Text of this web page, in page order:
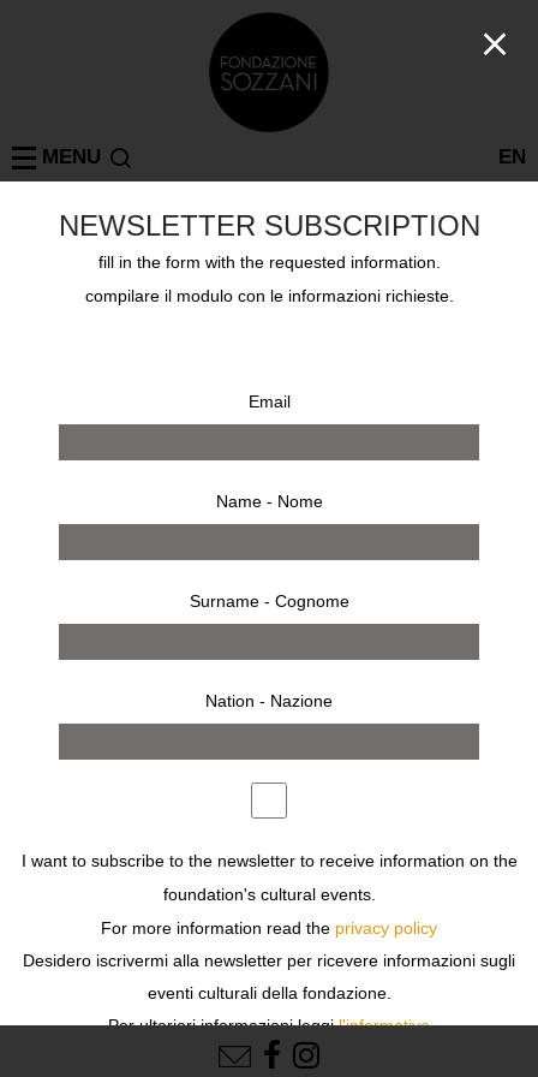
EN
MENU
ROGER BALLEN
ID Vice
FOLLOW US
NEWSLETTER SUBSCRIPTION
fill in the form with the requested information.
compilare il modulo con le informazioni richieste.
Email
Name - Nome
Surname - Cognome
Nation - Nazione
I want to subscribe to the newsletter to receive information on the
foundation's cultural events.
For more information read the privacy policy
Desidero iscrivermi alla newsletter per ricevere informazioni sugli
eventi culturali della fondazione.
Per ulteriori informazioni leggil'informativa